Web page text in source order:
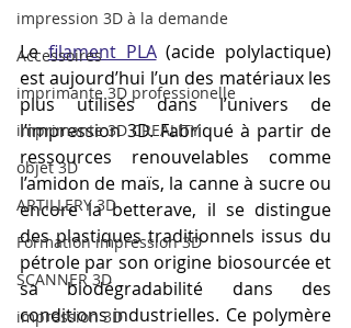
impression 3D à la demande
Accessoires
imprimante 3D professionelle
imprimante 3D CREALITY
objet 3D
ARTILLERY 3D
Formation impression 3D
SCANNER 3D
impression 3D
Le filament PLA (acide polylactique)
est aujourd’hui l’un des matériaux les
plus utilisés dans l’univers de
l’impression 3D. Fabriqué à partir de
ressources renouvelables comme
l’amidon de maïs, la canne à sucre ou
encore la betterave, il se distingue
des plastiques traditionnels issus du
pétrole par son origine biosourcée et
sa biodégradabilité dans des
conditions industrielles. Ce polymère